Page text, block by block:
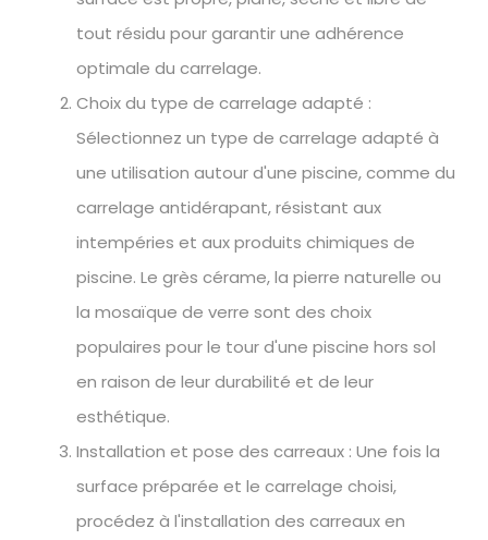
tout résidu pour garantir une adhérence
optimale du carrelage.
Choix du type de carrelage adapté :
Sélectionnez un type de carrelage adapté à
une utilisation autour d'une piscine, comme du
carrelage antidérapant, résistant aux
intempéries et aux produits chimiques de
piscine. Le grès cérame, la pierre naturelle ou
la mosaïque de verre sont des choix
populaires pour le tour d'une piscine hors sol
en raison de leur durabilité et de leur
esthétique.
Installation et pose des carreaux : Une fois la
surface préparée et le carrelage choisi,
procédez à l'installation des carreaux en